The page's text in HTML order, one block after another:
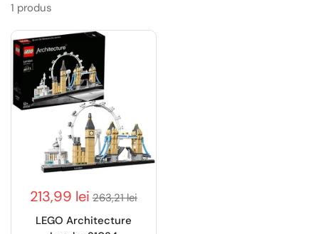
1 produs
213,99 lei 263,21 lei
LEGO Architecture